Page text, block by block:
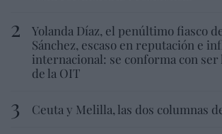
Yolanda Díaz, el penúltimo fiasco
Sánchez, escaso en reputación e
internacional: se conforma con ser
de la OIT
Ceuta y Melilla, las dos columnas